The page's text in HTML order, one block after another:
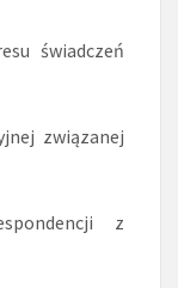
świadczeń
związanej
z